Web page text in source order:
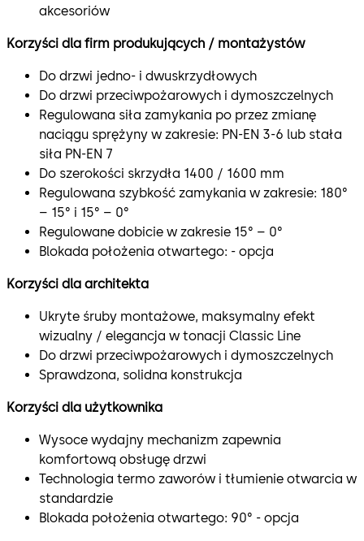
akcesoriów
Korzyści dla firm produkujących / montażystów
Do drzwi jedno- i dwuskrzydłowych
Do drzwi przeciwpożarowych i dymoszczelnych
Regulowana siła zamykania po przez zmianę
naciągu sprężyny w zakresie: PN-EN 3-6 lub stała
siła PN-EN 7
Do szerokości skrzydła 1400 / 1600 mm
Regulowana szybkość zamykania w zakresie: 180°
– 15° i 15° – 0°
Regulowane dobicie w zakresie 15° – 0°
Blokada położenia otwartego: - opcja
Korzyści dla architekta
Ukryte śruby montażowe, maksymalny efekt
wizualny / elegancja w tonacji Classic Line
Do drzwi przeciwpożarowych i dymoszczelnych
Sprawdzona, solidna konstrukcja
Korzyści dla użytkownika
Wysoce wydajny mechanizm zapewnia
komfortową obsługę drzwi
Technologia termo zaworów i tłumienie otwarcia w
standardzie
Blokada położenia otwartego: 90° - opcja